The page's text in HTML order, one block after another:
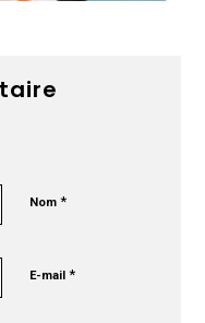
Nom*
E-mail*